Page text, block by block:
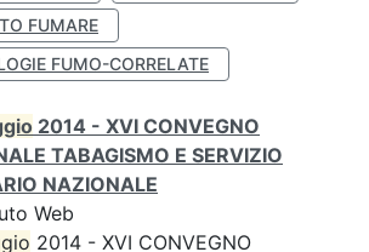
FUMARE
FUMO-CORRELATE
2014 - XVI CONVEGNO
TABAGISMO E SERVIZIO
NAZIONALE
Web
2014 - XVI CONVEGNO